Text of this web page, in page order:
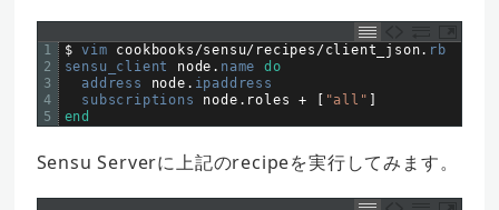
1
2
3
4
5
$ vim cookbooks /sensu/ recipes /client_json. rb
sensu_client node . name do
address node . ipaddress
subscriptions node . roles + "all"
end
Sensu Serverに上記のrecipeを実行してみます。